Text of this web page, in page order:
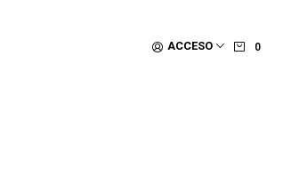
ACCESO 0